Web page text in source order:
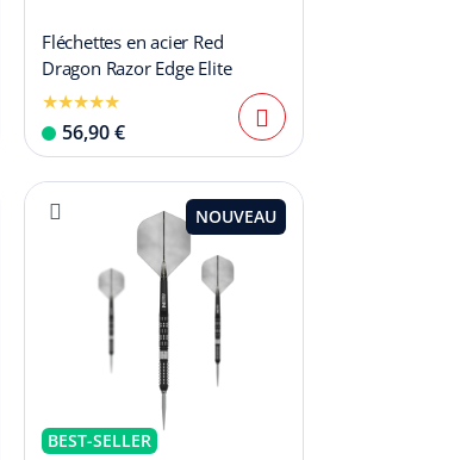
Fléchettes en acier Red
Dragon Razor Edge Elite
56,90 €
NOUVEAU
BEST-SELLER